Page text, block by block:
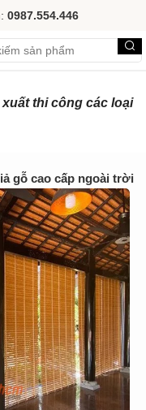
0987.554.446
thi công các loại
gỗ cao cấp ngoài trời